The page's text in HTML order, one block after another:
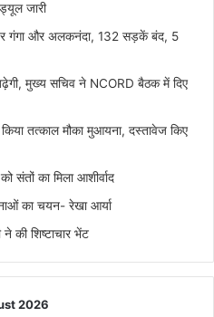
जारी
गंगा और अलकनंदा, 132 सड़कें बंद, 5
मुख्य सचिव ने NCORD बैठक में दिए
किया तत्काल मौका मुआयना, दस्तावेज किए
का मिला आशीर्वाद
का चयन- रेखा आर्या
की शिष्टाचार भेंट
2026